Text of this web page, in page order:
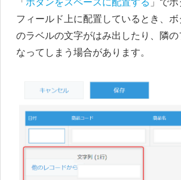
フィールド上に配置しているとき、
のラベルの文字がはみ出したり、隣
なってしまう場合があります。